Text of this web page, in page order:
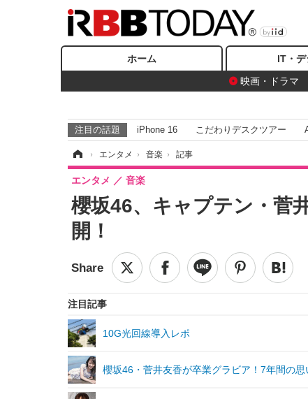
ホーム IT・
映画・ドラマ
注目の話題 iPhone 16 こだわりデスクツアー
› エンタメ › 音楽 › 記事
櫻坂46、キャプテン・菅
開！
エンタメ 音楽
注目記事
10G光回線導入レポ
櫻坂46・菅井友香が卒業グラビア！7年間の